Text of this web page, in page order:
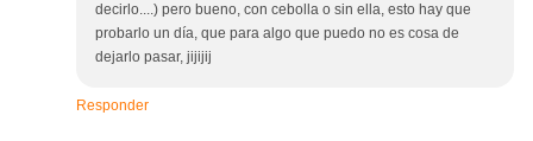
decirlo....) pero bueno, con cebolla o sin ella, esto hay que
probarlo un día, que para algo que puedo no es cosa de
dejarlo pasar, jijijij
Responder